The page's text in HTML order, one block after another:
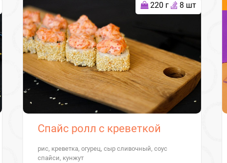
Спайс ролл с креветкой
220 г 8 шт
рис, креветка, огурец, сыр сливочный, соус
спайси, кунжут